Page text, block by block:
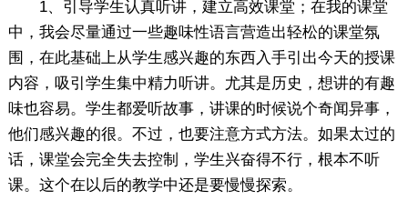
1、引导学生认真听讲，建立高效课堂；在我的课堂
中，我会尽量通过一些趣味性语言营造出轻松的课堂氛
围，在此基础上从学生感兴趣的东西入手引出今天的授课
内容，吸引学生集中精力听讲。尤其是历史，想讲的有趣
味也容易。学生都爱听故事，讲课的时候说个奇闻异事，
他们感兴趣的很。不过，也要注意方式方法。如果太过的
话，课堂会完全失去控制，学生兴奋得不行，根本不听
课。这个在以后的教学中还是要慢慢探索。